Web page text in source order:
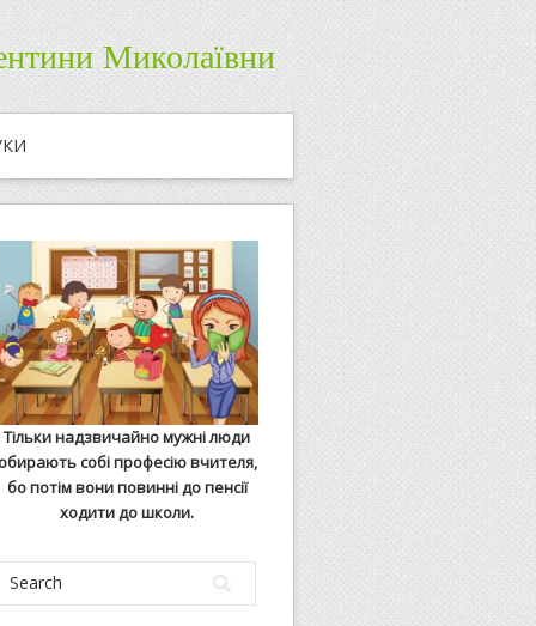
Миколаївни
Тільки надзвичайно мужні люди
обирають собі професію вчителя,
бо потім вони повинні до пенсії
ходити до школи.